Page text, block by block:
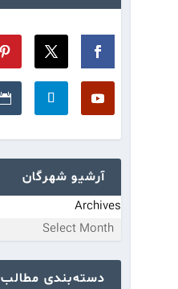
آرشیو شهرگان
Archives
دسته‌بندی مطالب